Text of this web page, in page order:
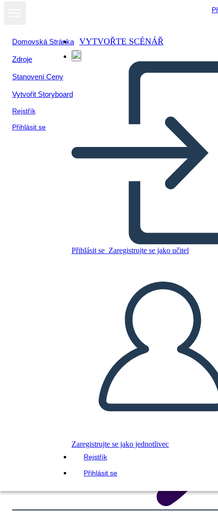
Domovská Stránka
Zdroje
Stanovení Ceny
Vytvořit Storyboard
Rejstřík
Přihlásit se
VYTVOŘTE SCÉNÁŘ
Přihlásit se Zaregistrujte se jako učitel
Zaregistrujte se jako jednotlivec
Rejstřík
Přihlásit se
Zkopírujte tento scénář
PŘEHRÁT PREZENTACI
PŘEČTI MI
Zobrazit jako
prezentaci